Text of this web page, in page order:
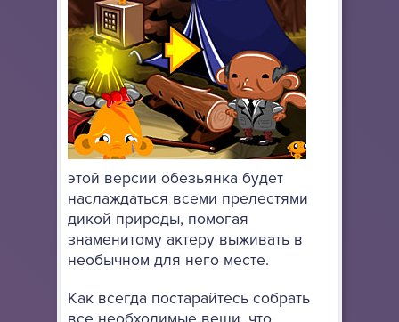
этой версии обезьянка будет
наслаждаться всеми прелестями
дикой природы, помогая
знаменитому актеру выживать в
необычном для него месте.
Как всегда постарайтесь собрать